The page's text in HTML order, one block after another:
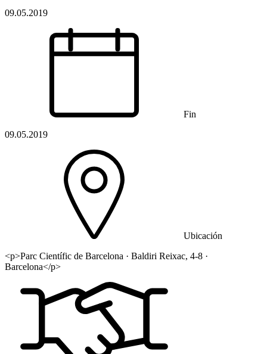
09.05.2019
Fin
09.05.2019
Ubicación
<p>Parc Científic de Barcelona · Baldiri Reixac, 4-8 ·
Barcelona</p>